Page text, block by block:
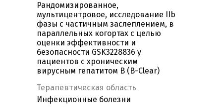
Рандомизированное,
мультицентровое, исследование IIb
фазы с частичным заслеплением, в
параллельных когортах с целью
оценки эффективности и
безопасности GSK3228836 у
пациентов с хроническим
вирусным гепатитом В (B-Clear)
Терапевтическая область
Инфекционные болезни